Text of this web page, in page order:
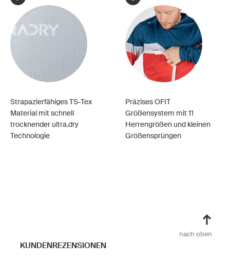
Strapazierfähiges TS-Tex
Material mit schnell
trocknender ultra.dry
Technologie
Präzises OFIT
Größensystem mit 11
Herrengrößen und kleinen
Größensprüngen
nach oben
KUNDENREZENSIONEN